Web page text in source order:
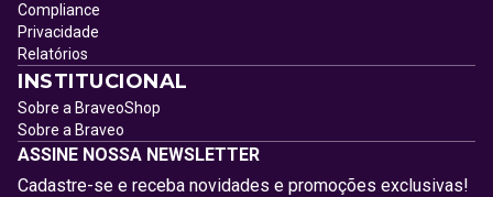
Compliance
Privacidade
Relatórios
INSTITUCIONAL
Sobre a BraveoShop
Sobre a Braveo
ASSINE NOSSA NEWSLETTER
Cadastre-se e receba novidades e promoções exclusivas!